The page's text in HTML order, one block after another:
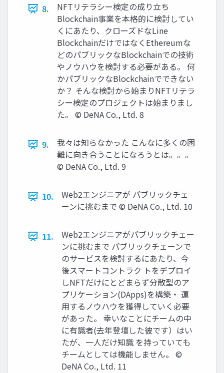
8.
NFTリテラシー検定の成り⽴ち
Blockchain事業を本格的に検討してい
くにあたり、クローズドなLine
BlockchainだけではなくEthereumな
どのパブリックなBlockchainでの技術
やノウハウを検討する必要がある。 何
かパブリックなBlockchainでできない
か？ そんな検討から始まりNFTリテラ
シー検定のプロジェクトは始まりまし
た。 © DeNA Co., Ltd. 8
9.
我々は知らなかった こんなに多くの困
難に向き合うことになろうとは。。。
© DeNA Co., Ltd. 9
10.
Web2エンジニアが パブリックチェ
ーンに挑むまで © DeNA Co., Ltd. 10
11.
Web2エンジニアがパブリックチェー
ンに挑むまで パブリックチェーンで
のサービスを検討するにあたり、今
後スマートコントラク トをデプロイ
しNFTだけにとどまらず分散型のア
プリケーション(DApps)を構築‧ 運
⽤するノウハウを獲得していく必要
があった。 幸いなことにチームの中
に有識者(去年登壇した彼です）はい
たが、⼀⼈だけ知識 を持っていても
チームとしては機能しません。 ©
DeNA Co., Ltd. 11